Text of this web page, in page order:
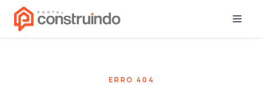
ERRO 404